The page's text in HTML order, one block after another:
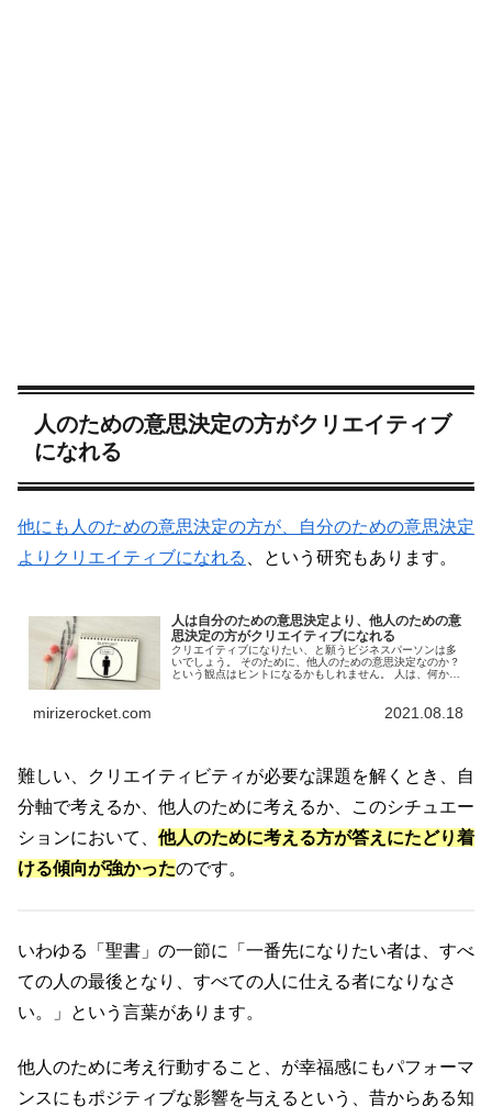
人のための意思決定の方がクリエイティブ
になれる
他にも人のための意思決定の方が、自分のための意思決定
よりクリエイティブになれる
、という研究もあります。
人は自分のための意思決定より、他人のための意
思決定の方がクリエイティブになれる
クリエイティブになりたい、と願うビジネスパーソンは多
いでしょう。 そのために、他人のための意思決定なのか？
という観点はヒントになるかもしれません。 人は、何か問
mirizerocket.com 2021.08.18
難しい、クリエイティビティが必要な課題を解くとき、自
分軸で考えるか、他人のために考えるか、このシチュエー
ションにおいて、 他人のために考える方が答えにたどり着
ける傾向が強かったのです。
いわゆる「聖書」の一節に「一番先になりたい者は、すべ
ての人の最後となり、すべての人に仕える者になりなさ
い。」という言葉があります。
他人のために考え行動すること、が幸福感にもパフォーマ
ンスにもポジティブな影響を与えるという、昔からある知